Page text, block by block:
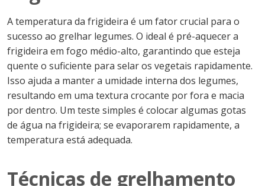
A temperatura da frigideira é um fator crucial para o
sucesso ao grelhar legumes. O ideal é pré-aquecer a
frigideira em fogo médio-alto, garantindo que esteja
quente o suficiente para selar os vegetais rapidamente.
Isso ajuda a manter a umidade interna dos legumes,
resultando em uma textura crocante por fora e macia
por dentro. Um teste simples é colocar algumas gotas
de água na frigideira; se evaporarem rapidamente, a
temperatura está adequada.
Técnicas de grelhamento